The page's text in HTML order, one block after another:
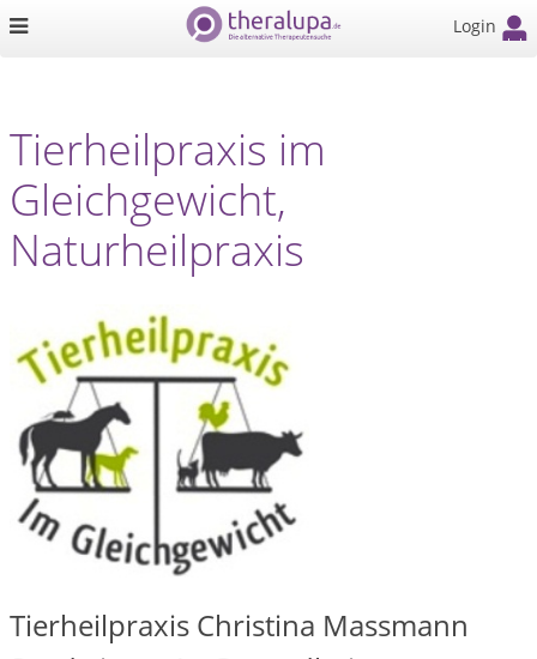
Login
Tierheilpraxis im
Gleichgewicht,
Naturheilpraxis
Tierheilpraxis Christina Massmann